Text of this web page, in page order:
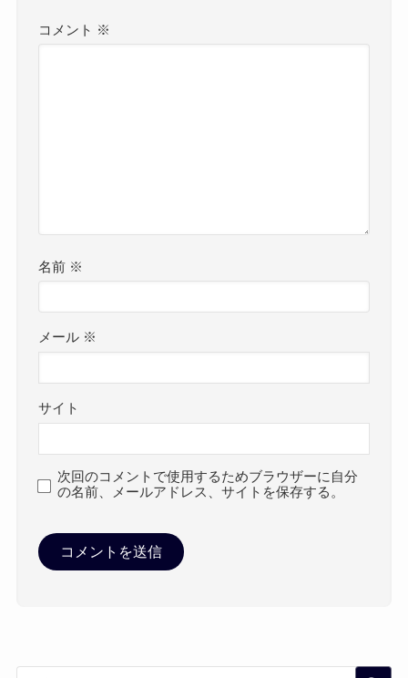
コメント ※
名前 ※
メール ※
サイト
次回のコメントで使用するためブラウザーに自分
の名前、メールアドレス、サイトを保存する。